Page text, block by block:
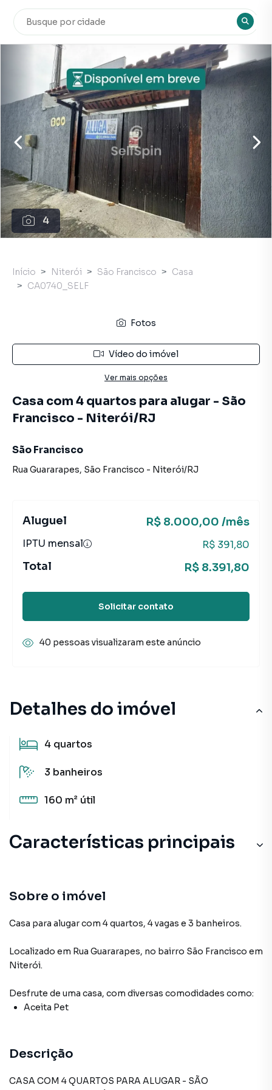
4
Detalhes do imóvel
4 quartos
3 banheiros
160 m² útil
Características principais
Sobre o imóvel
Casa para alugar com 4 quartos, 4 vagas e 3 banheiros.
Localizado em Rua Guararapes, no bairro São Francisco em
Niterói.
Desfrute de uma casa, com diversas comodidades como:
Aceita Pet
Descrição
CASA COM 4 QUARTOS PARA ALUGAR - SÃO
Início Niterói São Francisco
Casa
CA0740_SELF
Fotos
Vídeo do imóvel
Ver mais opções
Casa com 4 quartos para alugar - São
Francisco - Niterói/RJ
São Francisco
Rua Guararapes, São Francisco - Niterói/RJ
Aluguel R$ 8.000,00 /mês
IPTU mensal R$ 391,80
Total R$ 8.391,80
Solicitar contato
40 pessoas visualizaram este anúncio